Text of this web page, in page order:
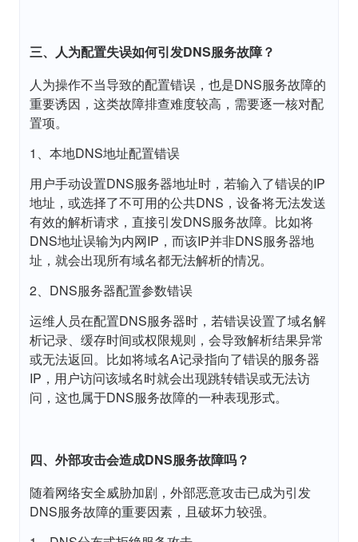
三、人为配置失误如何引发DNS服务故障？
人为操作不当导致的配置错误，也是DNS服务故障的
重要诱因，这类故障排查难度较高，需要逐一核对配
置项。
1、本地DNS地址配置错误
用户手动设置DNS服务器地址时，若输入了错误的IP
地址，或选择了不可用的公共DNS，设备将无法发送
有效的解析请求，直接引发DNS服务故障。比如将
DNS地址误输为内网IP，而该IP并非DNS服务器地
址，就会出现所有域名都无法解析的情况。
2、DNS服务器配置参数错误
运维人员在配置DNS服务器时，若错误设置了域名解
析记录、缓存时间或权限规则，会导致解析结果异常
或无法返回。比如将域名A记录指向了错误的服务器
IP，用户访问该域名时就会出现跳转错误或无法访
问，这也属于DNS服务故障的一种表现形式。
四、外部攻击会造成DNS服务故障吗？
随着网络安全威胁加剧，外部恶意攻击已成为引发
DNS服务故障的重要因素，且破坏力较强。